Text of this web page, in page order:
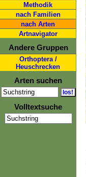
Methodik
nach Familien
nach Arten
Artnavigator
Andere Gruppen
Orthoptera /
Heuschrecken
Arten suchen
Volltextsuche